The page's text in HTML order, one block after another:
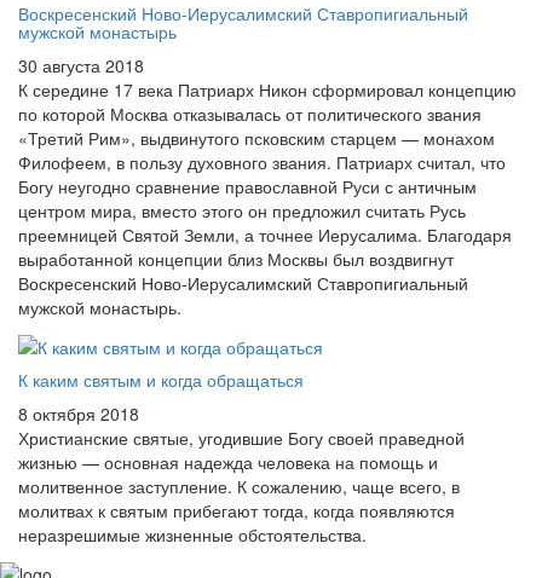
Воскресенский Ново-Иерусалимский Ставропигиальный
мужской монастырь
30 августа 2018
К середине 17 века Патриарх Никон сформировал концепцию
по которой Москва отказывалась от политического звания
«Третий Рим», выдвинутого псковским старцем — монахом
Филофеем, в пользу духовного звания. Патриарх считал, что
Богу неугодно сравнение православной Руси с античным
центром мира, вместо этого он предложил считать Русь
преемницей Святой Земли, а точнее Иерусалима. Благодаря
выработанной концепции близ Москвы был воздвигнут
Воскресенский Ново-Иерусалимский Ставропигиальный
мужской монастырь.
К каким святым и когда обращаться
8 октября 2018
Христианские святые, угодившие Богу своей праведной
жизнью — основная надежда человека на помощь и
молитвенное заступление. К сожалению, чаще всего, в
молитвах к святым прибегают тогда, когда появляются
неразрешимые жизненные обстоятельства.